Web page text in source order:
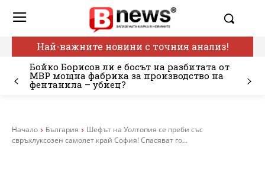
Най-важните новини с точния анализ!
Бойко Борисов ли е босът на разбитата от
МВР мощна фабрика за производство на
фентанила – убиец?
Начало България
Шефът на Уолтопия се преби със
свръхлуксозен самолет край София! Спасяват го...